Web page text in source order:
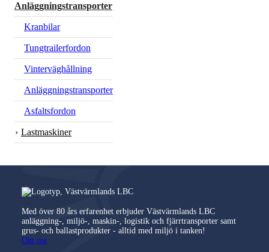
Anläggningstransporter
Kranbilar
Tungtrailerfordon
Vinterväghållning
Anläggningstransporter
Asfaltsfordon
Lastmaskiner
Med över 80 års erfarenhet erbjuder Västvärmlands LBC
anläggning-, miljö-, maskin-, logistik och fjärrtransporter samt
grus- och ballastprodukter - alltid med miljö i tanken!
Om oss